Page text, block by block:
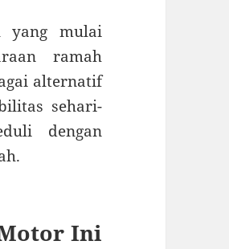
yang mulai
ramah
alternatif
sehari-
dengan
Ini